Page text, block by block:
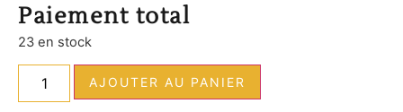
Paiement total
23 en stock
AJOUTER AU PANIER